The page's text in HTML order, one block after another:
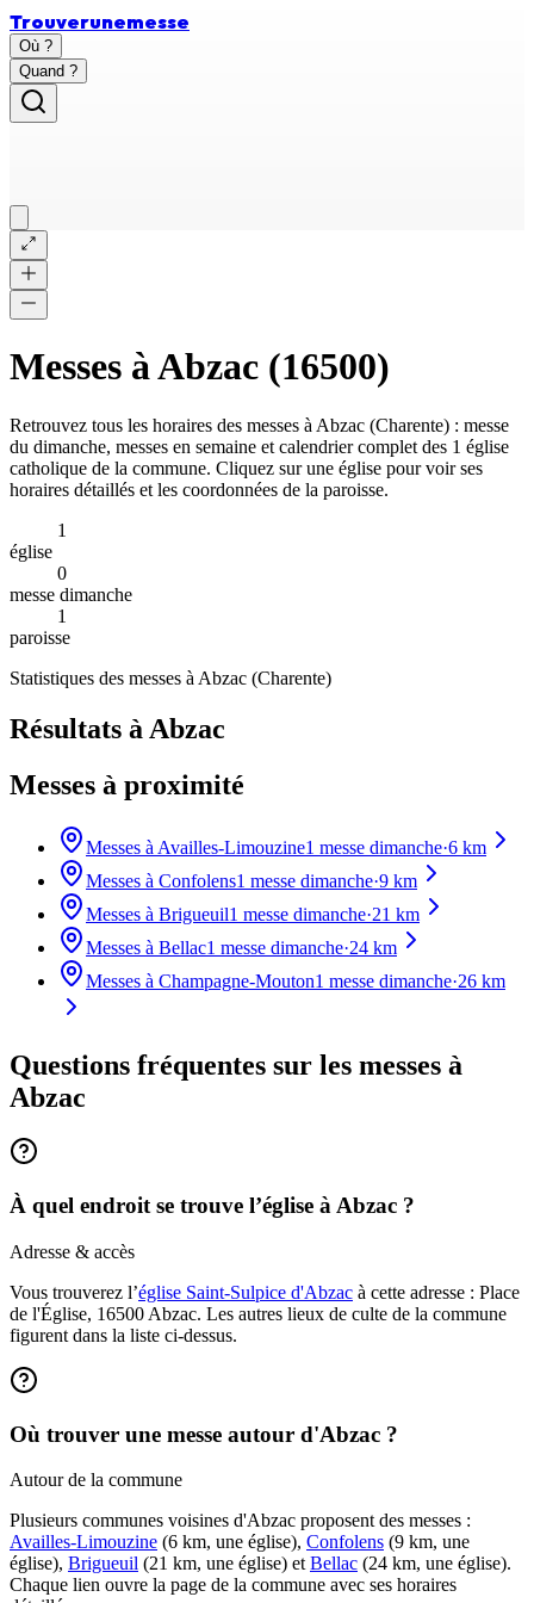
Trouverunemesse
Où ?
Quand ?
Messes àAbzac (16500)
Retrouvez tous les horaires des messes à Abzac (Charente) : messe
du dimanche, messes en semaine et calendrier complet des 1 église
catholique de la commune. Cliquez sur une église pour voir ses
horaires détaillés et les coordonnées de la paroisse.
1
église
0
messe dimanche
1
paroisse
Statistiques des messes à Abzac (Charente)
Résultats à Abzac
Messes à proximité
Messes à Availles-Limouzine1 messe dimanche·6 km
Messes à Confolens1 messe dimanche·9 km
Messes à Brigueuil1 messe dimanche·21 km
Messes à Bellac1 messe dimanche·24 km
Messes à Champagne-Mouton1 messe dimanche·26 km
Questions fréquentes sur les messes à
Abzac
À quel endroit se trouve l’église à Abzac ?
Adresse & accès
Vous trouverez l’église Saint-Sulpice d'Abzac à cette adresse : Place
de l'Église, 16500 Abzac. Les autres lieux de culte de la commune
figurent dans la liste ci-dessus.
Où trouver une messe autour d'Abzac ?
Autour de la commune
Plusieurs communes voisines d'Abzac proposent des messes :
Availles-Limouzine (6 km, une église), Confolens (9 km, une
église), Brigueuil (21 km, une église) et Bellac (24 km, une église).
Chaque lien ouvre la page de la commune avec ses horaires